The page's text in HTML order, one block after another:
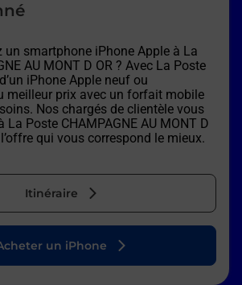
un smartphone iPhone Apple à La
AU MONT D OR ? Avec La Poste
iPhone Apple neuf ou
meilleur prix avec un forfait mobile
Nos chargés de clientèle vous
La Poste CHAMPAGNE AU MONT D
qui vous correspond le mieux.
Itinéraire
un iPhone